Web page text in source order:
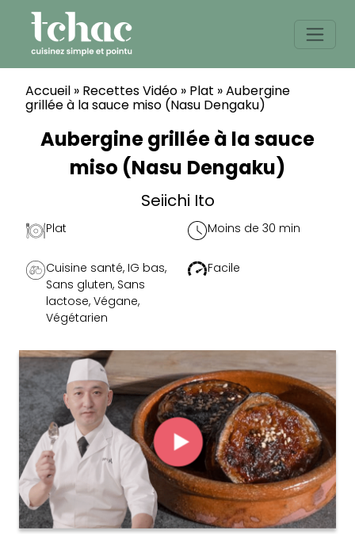
content
Accueil » Recettes Vidéo » Plat »Aubergine
grillée à la sauce miso (Nasu Dengaku)
Aubergine grillée à la sauce
miso (Nasu Dengaku)
Seiichi Ito
Plat Moins de 30 min
Cuisine santé, IG bas,
Sans gluten, Sans
lactose, Végane,
Végétarien
Facile